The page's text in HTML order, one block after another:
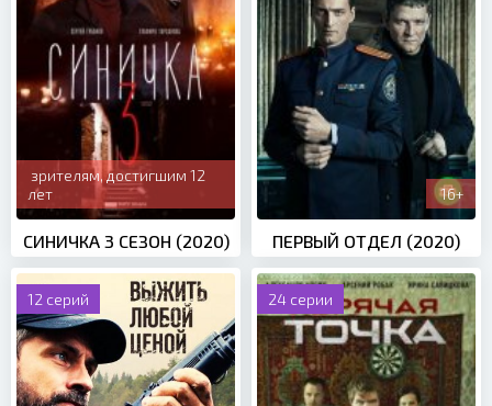
зрителям, достигшим 12
лет
СИНИЧКА 3 СЕЗОН (2020)
16+
ПЕРВЫЙ ОТДЕЛ (2020)
12 серий 24 серии